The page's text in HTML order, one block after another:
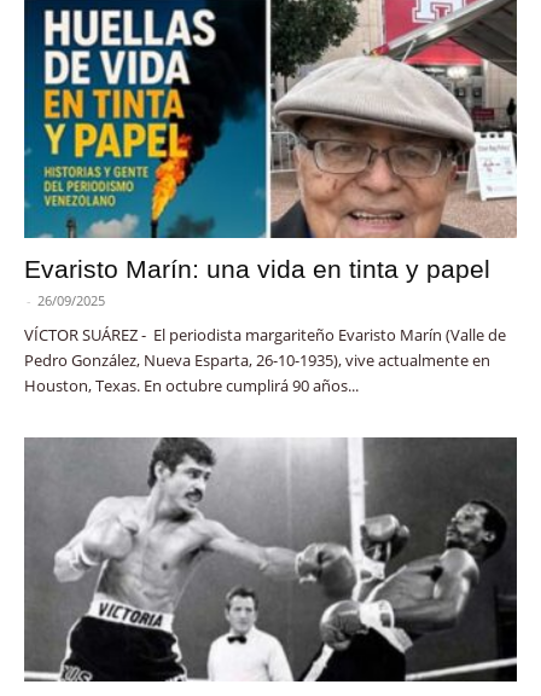
Evaristo Marín: una vida en tinta y papel
- 26/09/2025
VÍCTOR SUÁREZ - El periodista margariteño Evaristo Marín (Valle de
Pedro González, Nueva Esparta, 26-10-1935), vive actualmente en
Houston, Texas. En octubre cumplirá 90 años...